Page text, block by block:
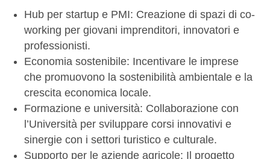
Hub per startup e PMI: Creazione di spazi di co-
working per giovani imprenditori, innovatori e
professionisti.
Economia sostenibile: Incentivare le imprese
che promuovono la sostenibilità ambientale e la
crescita economica locale.
Formazione e università: Collaborazione con
l’Università per sviluppare corsi innovativi e
sinergie con i settori turistico e culturale.
Supporto per le aziende agricole: Il progetto